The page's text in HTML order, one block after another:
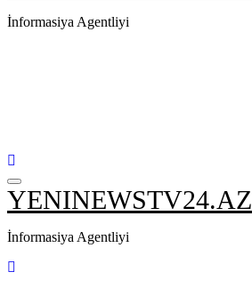
İnformasiya Agentliyi
YENINEWSTV24.AZ
İnformasiya Agentliyi